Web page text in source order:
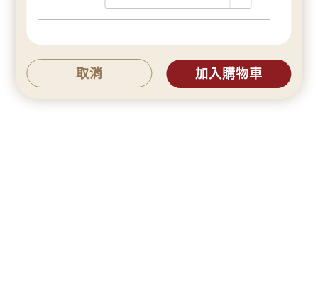
取消 加入購物車